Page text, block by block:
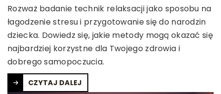
Rozważ badanie technik relaksacji jako sposobu na
łagodzenie stresu i przygotowanie się do narodzin
dziecka. Dowiedz się, jakie metody mogą okazać się
najbardziej korzystne dla Twojego zdrowia i
dobrego samopoczucia.
CZYTAJ DALEJ